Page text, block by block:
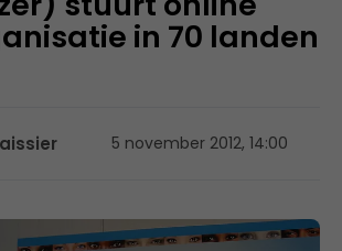
in 70 landen
5 november 2012, 14:00